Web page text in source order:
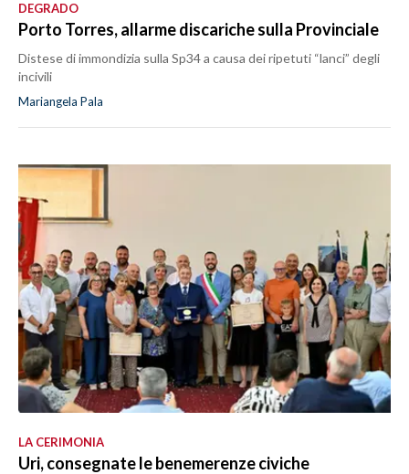
DEGRADO
Porto Torres, allarme discariche sulla Provinciale
Distese di immondizia sulla Sp34 a causa dei ripetuti “lanci” degli
incivili
Mariangela Pala
LA CERIMONIA
Uri, consegnate le benemerenze civiche